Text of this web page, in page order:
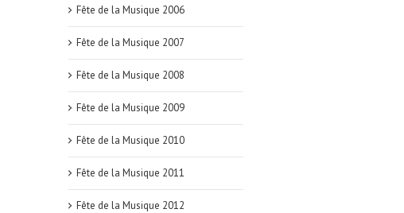
Fête de la Musique 2006
Fête de la Musique 2007
Fête de la Musique 2008
Fête de la Musique 2009
Fête de la Musique 2010
Fête de la Musique 2011
Fête de la Musique 2012